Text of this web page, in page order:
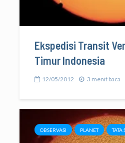
Ekspedisi Transit
Timur Indonesia
12/05/2012 3 menit baca
OBSERVASI PLANET TATA